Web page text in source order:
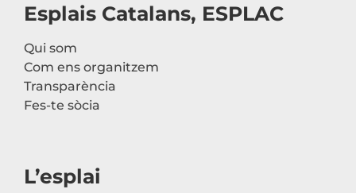
Esplais Catalans, ESPLAC
Qui som
Com ens organitzem
Transparència
Fes-te sòcia
L’esplai